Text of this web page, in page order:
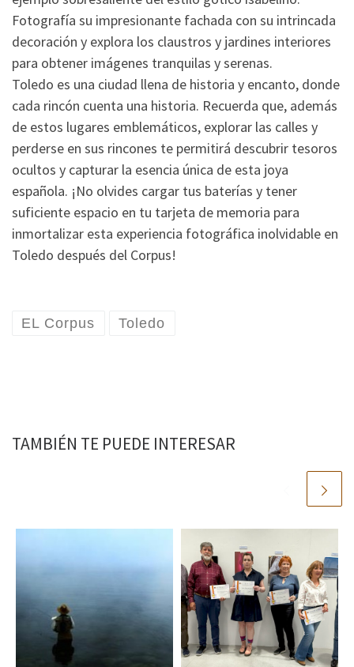
Fotografía su impresionante fachada con su intrincada
decoración y explora los claustros y jardines interiores
para obtener imágenes tranquilas y serenas.
Toledo es una ciudad llena de historia y encanto, donde
cada rincón cuenta una historia. Recuerda que, además
de estos lugares emblemáticos, explorar las calles y
perderse en sus rincones te permitirá descubrir tesoros
ocultos y capturar la esencia única de esta joya
española. ¡No olvides cargar tus baterías y tener
suficiente espacio en tu tarjeta de memoria para
inmortalizar esta experiencia fotográfica inolvidable en
Toledo después del Corpus!
EL Corpus Toledo
TAMBIÉN TE PUEDE INTERESAR